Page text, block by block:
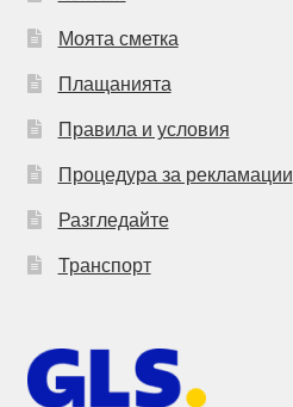
Моята сметка
Плащанията
Правила и условия
Процедура за рекламации
Разгледайте
Транспорт